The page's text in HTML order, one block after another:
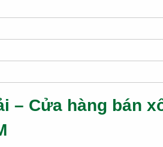
– Cửa hàng bán